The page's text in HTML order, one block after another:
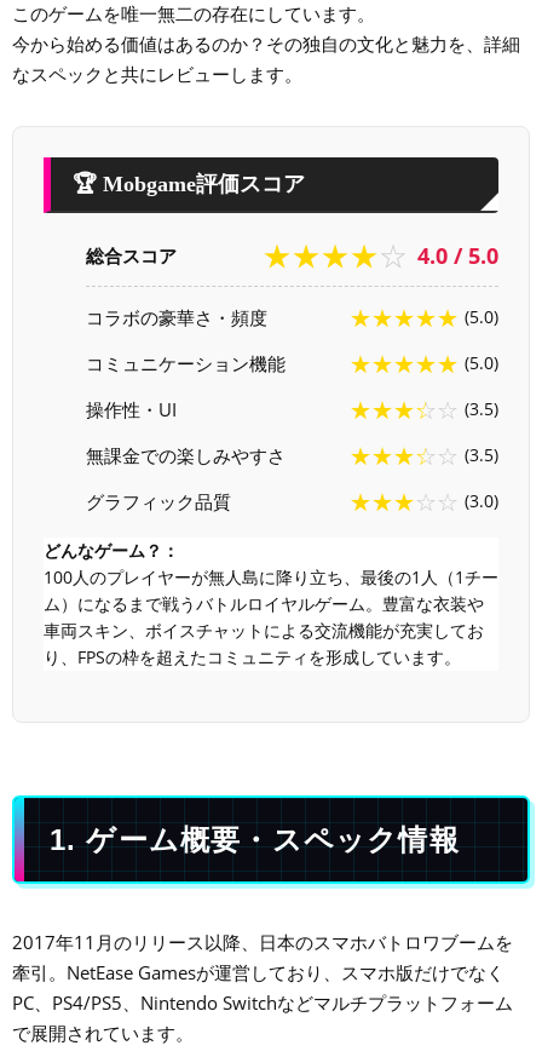
このゲームを唯一無二の存在にしています。
今から始める価値はあるのか？その独自の文化と魅力を、詳細
なスペックと共にレビューします。
🏆 Mobgame評価スコア
総合スコア ★★★★☆ 4.0 / 5.0
コラボの豪華さ・頻度 ★★★★★ (5.0)
コミュニケーション機能 ★★★★★ (5.0)
操作性・UI ★★★☆☆ (3.5)
無課金での楽しみやすさ ★★★☆☆ (3.5)
グラフィック品質 ★★★☆☆ (3.0)
どんなゲーム？：
100人のプレイヤーが無人島に降り立ち、最後の1人（1チー
ム）になるまで戦うバトルロイヤルゲーム。豊富な衣装や
車両スキン、ボイスチャットによる交流機能が充実してお
り、FPSの枠を超えたコミュニティを形成しています。
1. ゲーム概要・スペック情報
2017年11月のリリース以降、日本のスマホバトロワブームを
牽引。NetEase Gamesが運営しており、スマホ版だけでなく
PC、PS4/PS5、Nintendo Switchなどマルチプラットフォーム
で展開されています。